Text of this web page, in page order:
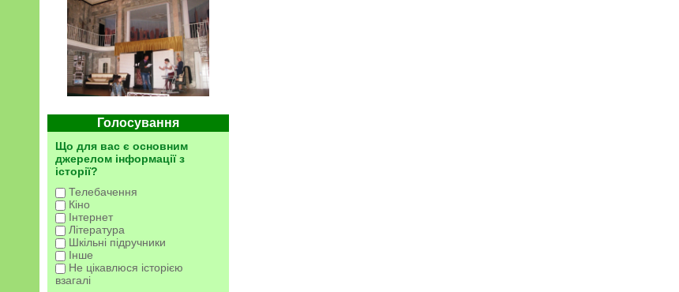
Голосування
Що для вас є основним
джерелом інформації з
історії?
Телебачення
Кіно
Інтернет
Література
Шкільні підручники
Інше
Не цікавлюся історією
взагалі